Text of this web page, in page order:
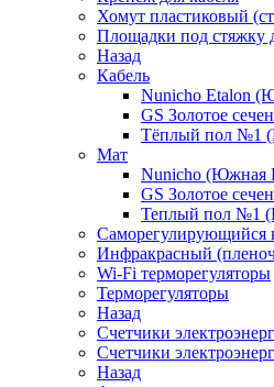
Хомут пластиковый
Площадки под стяжку
Назад
Кабель
Nunicho Etalon
GS Золотое
Тёплый пол №1
Мат
Nunicho (Южная
GS Золотое
Теплый пол №1
Саморегулирующийся
Инфракрасный
Wi-Fi терморегуляторы
Терморегуляторы
Назад
Счетчики
Счетчики
Назад